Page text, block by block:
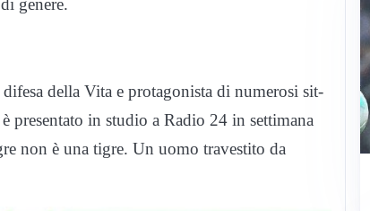
genere.
della Vita e protagonista di numerosi sit-
presentato in studio a Radio 24 in settimana
non è una tigre. Un uomo travestito da